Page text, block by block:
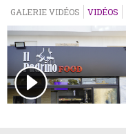
GALERIE VIDÉOS VIDÉOS